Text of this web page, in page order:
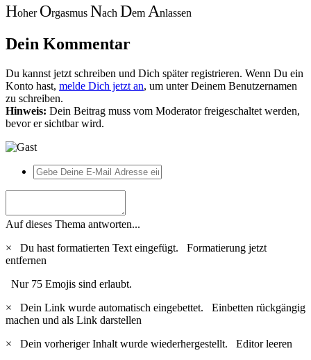
Hoher Orgasmus Nach Dem Anlassen
Dein Kommentar
Du kannst jetzt schreiben und Dich später registrieren. Wenn Du ein
Konto hast, melde Dich jetzt an, um unter Deinem Benutzernamen
zu schreiben.
Hinweis: Dein Beitrag muss vom Moderator freigeschaltet werden,
bevor er sichtbar wird.
Auf dieses Thema antworten...
×
Du hast formatierten Text eingefügt. Formatierung jetzt
entfernen
Nur 75 Emojis sind erlaubt.
×
Dein Link wurde automatisch eingebettet. Einbetten rückgängig
machen und als Link darstellen
×
Dein vorheriger Inhalt wurde wiederhergestellt. Editor leeren